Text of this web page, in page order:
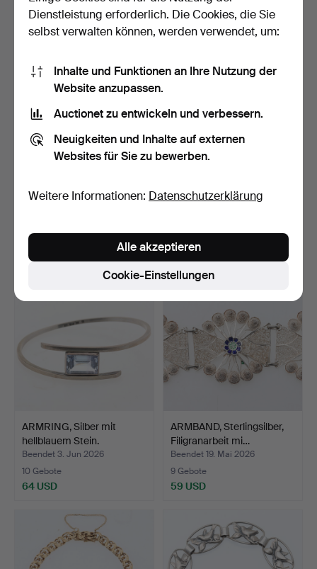
898 USD 74 USD
ARMRINGAR/ARMCUFFS,
4 Stk., Silber.
6 Gebote
ELON ARENHILL. Armreif,
Sterlingsilber, El…
17 Gebote
347 USD
ARMRING, Silber mit
hellblauem Stein.
Beendet 3. Jun 2026
10 Gebote
64 USD
ARMBAND, Sterlingsilber,
Filigranarbeit mi…
Beendet 19. Mai 2026
9 Gebote
59 USD
Dienstleistung erforderlich. Die Cookies, die Sie
selbst verwalten können, werden verwendet, um:
Inhalte und Funktionen an Ihre Nutzung der
Website anzupassen.
Auctionet zu entwickeln und verbessern.
Neuigkeiten und Inhalte auf externen
Websites für Sie zu bewerben.
Weitere Informationen: Datenschutzerklärung
Cookie-Einstellungen
Alle akzeptieren